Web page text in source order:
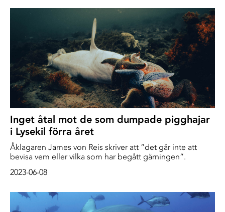
Inget åtal mot de som dumpade pigghajar
i Lysekil förra året
Åklagaren James von Reis skriver att ”det går inte att
bevisa vem eller vilka som har begått gärningen”.
2023-06-08